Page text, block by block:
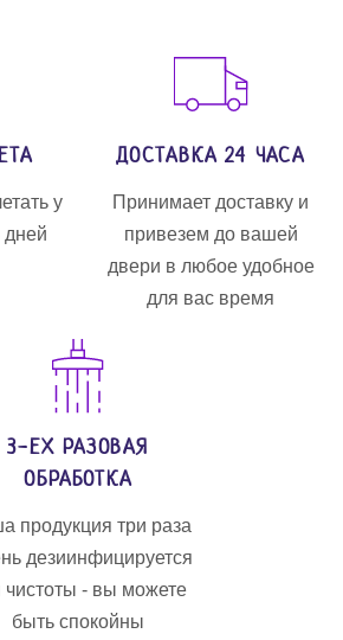
у
дней
ДОСТАВКА 24 ЧАСА
Принимает доставку и
привезем до вашей
двери в любое удобное
для вас время
3-ЕХ РАЗОВАЯ
ОБРАБОТКА
продукция три раза
дезиинфицируется
чистоты - вы можете
быть спокойны